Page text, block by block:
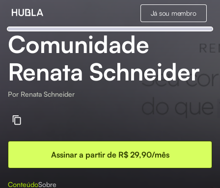
Já sou membro
Comunidade
Renata Schneider
Por Renata Schneider
Assinar a partir de R$ 29,90/mês
ConteúdoSobre